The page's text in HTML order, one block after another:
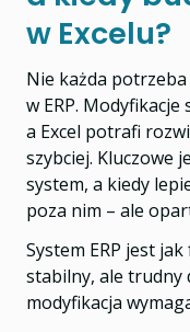
w Excelu?
Nie każda
w ERP. Modyfikacje
a Excel potrafi
szybciej. Kluczowe
system, a kiedy
poza nim – ale
System ERP jest
stabilny, ale trudny
modyfikacja